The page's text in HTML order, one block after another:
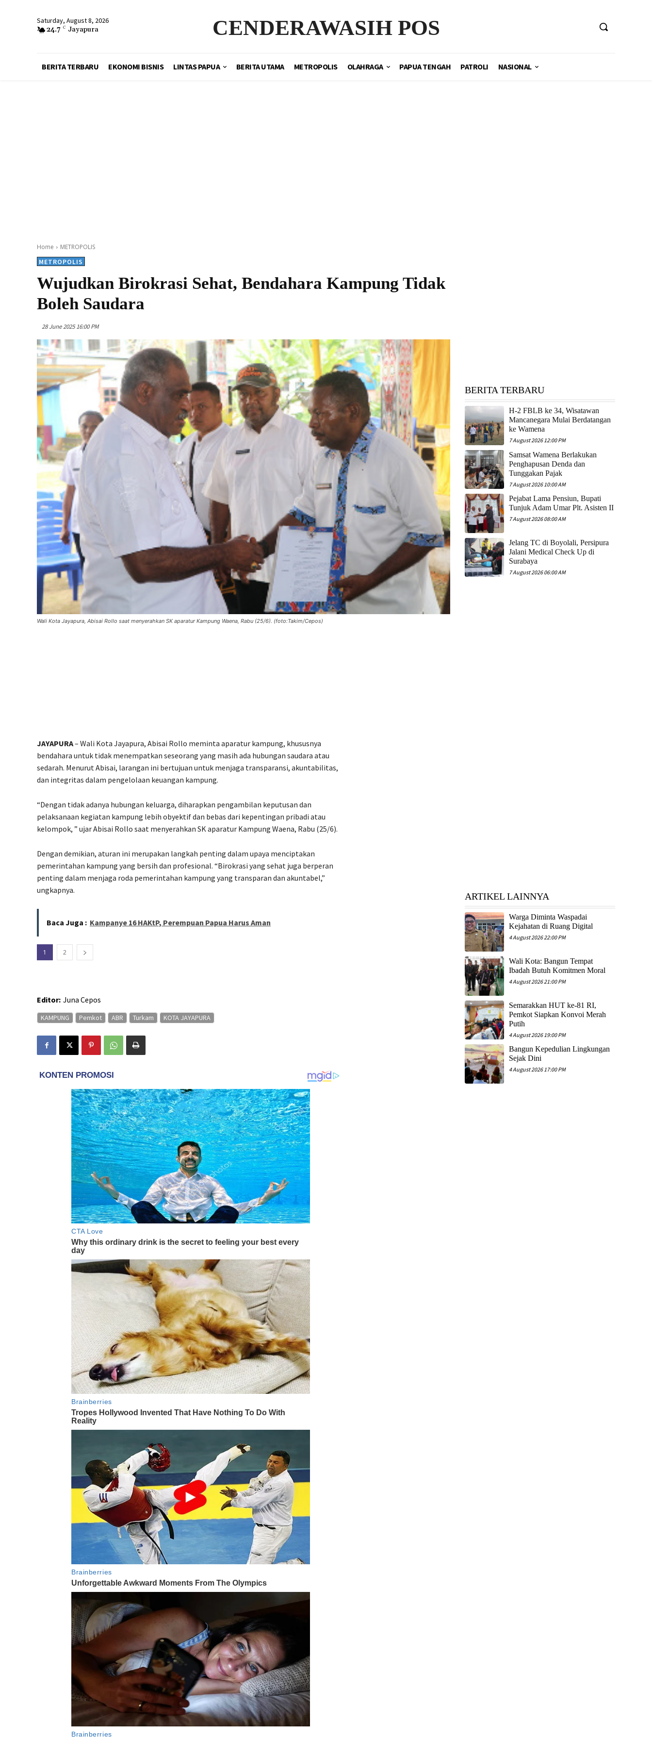
Saturday, August 8, 2026
24.7 C Jayapura CENDERAWASIH POS
BERITA TERBARU EKONOMI BISNIS LINTAS PAPUA BERITA UTAMA METROPOLIS OLAHRAGA PAPUA TENGAH PATROLI NASIONAL
Home METROPOLIS
METROPOLIS
Wujudkan Birokrasi Sehat, Bendahara Kampung Tidak
Boleh Saudara
28 June 2025 16:00 PM
Wali Kota Jayapura, Abisai Rollo saat menyerahkan SK aparatur Kampung Waena, Rabu (25/6). (foto:Takim/Cepos)
JAYAPURA– Wali Kota Jayapura, Abisai Rollo meminta aparatur kampung, khususnya
bendahara untuk tidak menempatkan seseorang yang masih ada hubungan saudara atau
sedarah. Menurut Abisai, larangan ini bertujuan untuk menjaga transparansi, akuntabilitas,
dan integritas dalam pengelolaan keuangan kampung.
“Dengan tidak adanya hubungan keluarga, diharapkan pengambilan keputusan dan
pelaksanaan kegiatan kampung lebih obyektif dan bebas dari kepentingan pribadi atau
kelompok, ” ujar Abisai Rollo saat menyerahkan SK aparatur Kampung Waena, Rabu (25/6).
Dengan demikian, aturan ini merupakan langkah penting dalam upaya menciptakan
pemerintahan kampung yang bersih dan profesional. “Birokrasi yang sehat juga berperan
penting dalam menjaga roda pemerintahan kampung yang transparan dan akuntabel,”
ungkapnya.
Baca Juga : Kampanye 16 HAKtP, Perempuan Papua Harus Aman
1 2
Editor: Juna Cepos
KAMPUNG Pemkot ABR Turkam KOTA JAYAPURA
BERITA TERBARU
H-2 FBLB ke 34, Wisatawan
Mancanegara Mulai Berdatangan
ke Wamena
7 August 2026 12:00 PM
Samsat Wamena Berlakukan
Penghapusan Denda dan
Tunggakan Pajak
7 August 2026 10:00 AM
Pejabat Lama Pensiun, Bupati
Tunjuk Adam Umar Plt. Asisten II
7 August 2026 08:00 AM
Jelang TC di Boyolali, Persipura
Jalani Medical Check Up di
Surabaya
7 August 2026 06:00 AM
ARTIKEL LAINNYA
Warga Diminta Waspadai
Kejahatan di Ruang Digital
4 August 2026 22:00 PM
Wali Kota: Bangun Tempat
Ibadah Butuh Komitmen Moral
4 August 2026 21:00 PM
Semarakkan HUT ke-81 RI,
Pemkot Siapkan Konvoi Merah
Putih
4 August 2026 19:00 PM
​Bangun Kepedulian Lingkungan
Sejak Dini
4 August 2026 17:00 PM